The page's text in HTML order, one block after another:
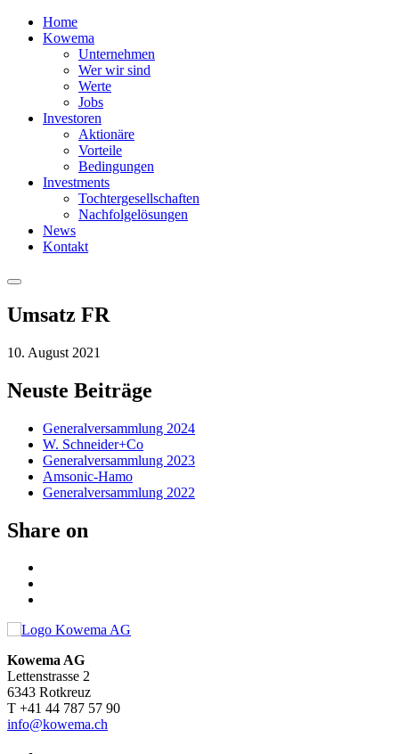
Home
Kowema
Unternehmen
Wer wir sind
Werte
Jobs
Investoren
Aktionäre
Vorteile
Bedingungen
Investments
Tochtergesellschaften
Nachfolgelösungen
News
Kontakt
Umsatz FR
10. August 2021
Neuste Beiträge
Generalversammlung 2024
W. Schneider+Co
Generalversammlung 2023
Amsonic-Hamo
Generalversammlung 2022
Share on
Kowema AG
Lettenstrasse 2
6343 Rotkreuz
T +41 44 787 57 90
info@kowema.ch